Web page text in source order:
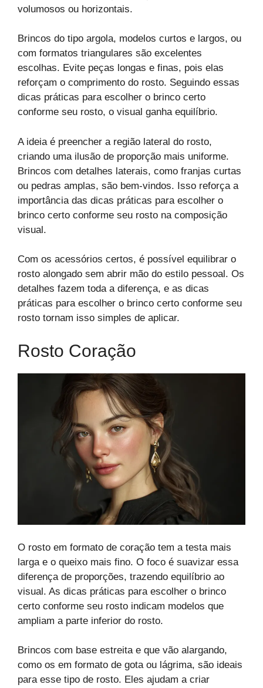
volumosos ou horizontais.
Brincos do tipo argola, modelos curtos e largos, ou
com formatos triangulares são excelentes
escolhas. Evite peças longas e finas, pois elas
reforçam o comprimento do rosto. Seguindo essas
dicas práticas para escolher o brinco certo
conforme seu rosto, o visual ganha equilíbrio.
A ideia é preencher a região lateral do rosto,
criando uma ilusão de proporção mais uniforme.
Brincos com detalhes laterais, como franjas curtas
ou pedras amplas, são bem-vindos. Isso reforça a
importância das dicas práticas para escolher o
brinco certo conforme seu rosto na composição
visual.
Com os acessórios certos, é possível equilibrar o
rosto alongado sem abrir mão do estilo pessoal. Os
detalhes fazem toda a diferença, e as dicas
práticas para escolher o brinco certo conforme seu
rosto tornam isso simples de aplicar.
Rosto Coração
O rosto em formato de coração tem a testa mais
larga e o queixo mais fino. O foco é suavizar essa
diferença de proporções, trazendo equilíbrio ao
visual. As dicas práticas para escolher o brinco
certo conforme seu rosto indicam modelos que
ampliam a parte inferior do rosto.
Brincos com base estreita e que vão alargando,
como os em formato de gota ou lágrima, são ideais
para esse tipo de rosto. Eles ajudam a criar